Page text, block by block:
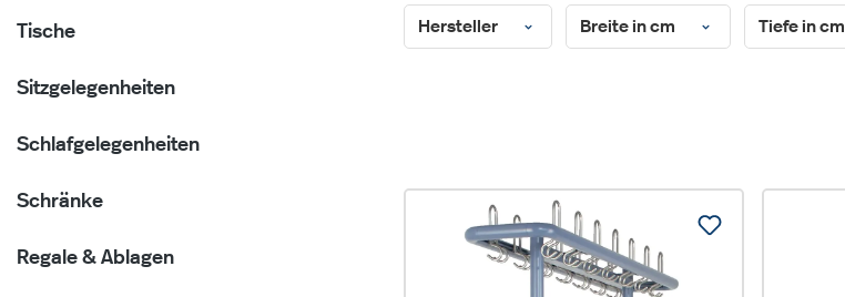
Tische
Sitzgelegenheiten
Schlafgelegenheiten
Schränke
Regale & Ablagen
Hersteller Breite in cm Tiefe in cm